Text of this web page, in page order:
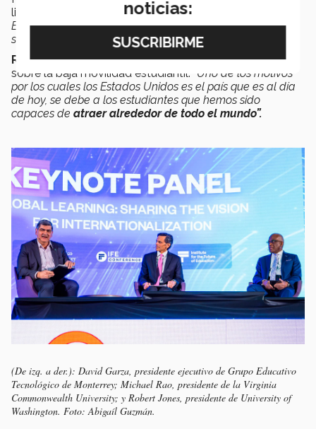
liderazgo educativo de su país.“La gente piensa que los
Estados Unidos es el mejor lugar para la educación
superior, pero no continuará siéndolo si se aíslan”,
Robert Jones, de la University of Washington, alertó
sobre la baja movilidad estudiantil. “Uno de los motivos
por los cuales los Estados Unidos es el país que es al día
de hoy, se debe a los estudiantes que hemos sido
capaces de atraer alrededor de todo el mundo”.
(De izq. a der.): David Garza, presidente ejecutivo de Grupo Educativo
Tecnológico de Monterrey; Michael Rao, presidente de la Virginia
Commonwealth University; y Robert Jones, presidente de University of
Washington. Foto: Abigaíl Guzmán.
noticias: